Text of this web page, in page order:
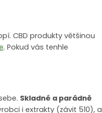
CBD produkty většinou
. Pokud vás tenhle
Skladné a parádně
i extrakty (závit 510), a